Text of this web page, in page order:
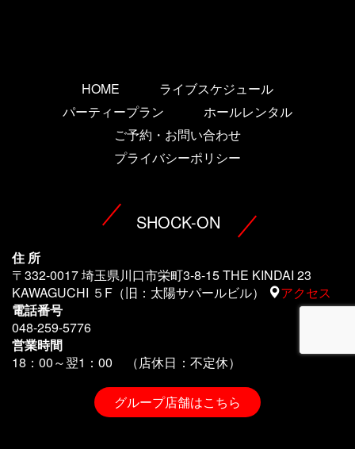
HOME
ライブスケジュール
パーティープラン
ホールレンタル
ご予約・お問い合わせ
プライバシーポリシー
SHOCK-ON
住 所
〒332-0017 埼玉県川口市栄町3-8-15 THE KINDAI 23
KAWAGUCHI ５F（旧：太陽サパールビル）
アクセス
電話番号
048-259-5776
営業時間
18：00～翌1 ：00 （店休日：不定休）
グループ店舗はこちら